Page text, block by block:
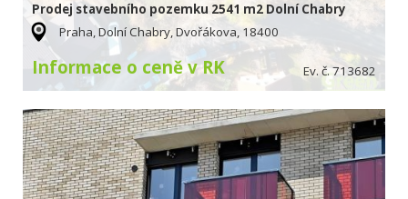
Prodej stavebního pozemku 2541 m2 Dolní Chabry
Praha, Dolní Chabry, Dvořákova, 18400
Informace o ceně v RK Ev. č. 713682